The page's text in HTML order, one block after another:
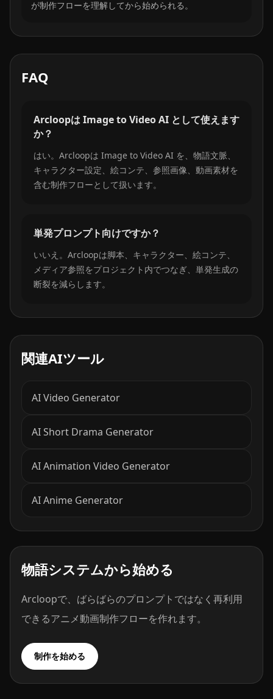
が制作フローを理解してから始められる。
FAQ
Arcloopは Image to Video AI として使えます
か？
はい。Arcloopは Image to Video AI を、物語文脈、
キャラクター設定、絵コンテ、参照画像、動画素材を
含む制作フローとして扱います。
単発プロンプト向けですか？
いいえ。Arcloopは脚本、キャラクター、絵コンテ、
メディア参照をプロジェクト内でつなぎ、単発生成の
断裂を減らします。
関連AIツール
AI Video Generator
AI Short Drama Generator
AI Animation Video Generator
AI Anime Generator
物語システムから始める
Arcloopで、ばらばらのプロンプトではなく再利用
できるアニメ動画制作フローを作れます。
制作を始める